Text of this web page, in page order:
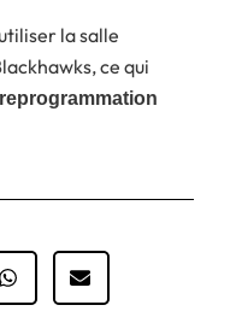
la salle
ce qui